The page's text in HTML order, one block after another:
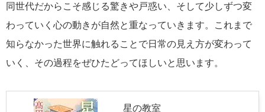
同世代だからこそ感じる驚きや戸惑い、そして少しずつ変
わっていく心の動きが自然と重なっていきます。これまで
知らなかった世界に触れることで日常の見え方が変わって
いく、その過程をぜひたどってほしいと思います。
星の教室